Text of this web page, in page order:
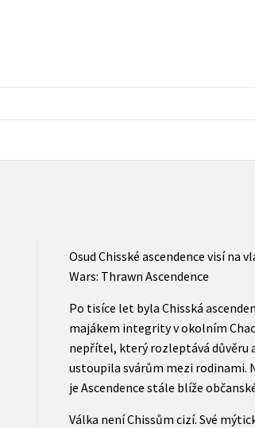
Osud Chisské ascendence visí na
Wars: Thrawn Ascendence
Po tisíce let byla Chisská
majákem integrity v okolním
nepřítel, který rozleptává důvěru
ustoupila svárům mezi rodinami.
je Ascendence stále blíže
Válka není Chissům cizí. Své